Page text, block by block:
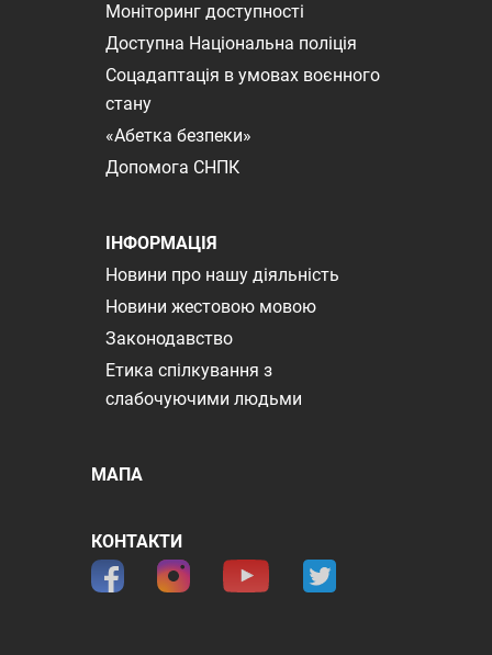
Моніторинг доступності
Доступна Національна поліція
Соцадаптація в умовах воєнного
стану
«Абетка безпеки»
Допомога СНПК
ІНФОРМАЦІЯ
Новини про нашу діяльність
Новини жестовою мовою
Законодавство
Етика спілкування з
слабочуючими людьми
МАПА
КОНТАКТИ